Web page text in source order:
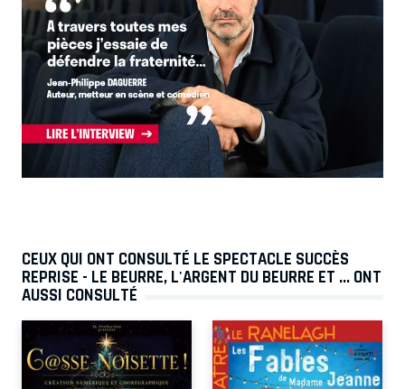
CEUX QUI ONT CONSULTÉ LE SPECTACLE SUCCÈS
REPRISE - LE BEURRE, L'ARGENT DU BEURRE ET ... ONT
AUSSI CONSULTÉ